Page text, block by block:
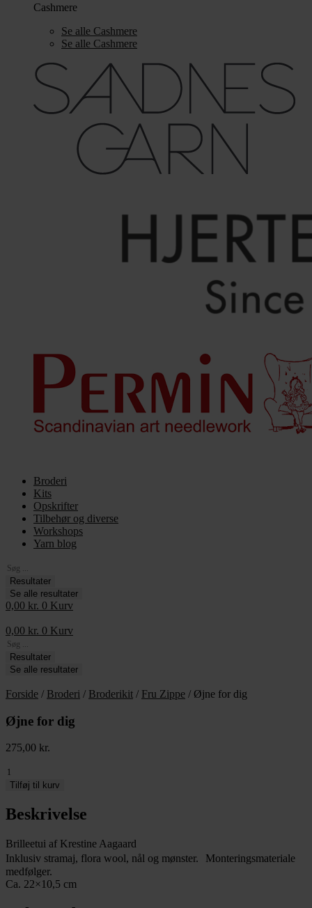
Cashmere
Se alle Cashmere
Se alle Cashmere
Broderi
Kits
Opskrifter
Tilbehør og diverse
Workshops
Yarn blog
Search
...Resultater
Se alle resultater
0,00 kr. 0 Kurv
0,00 kr. 0 Kurv
Search
...Resultater
Se alle resultater
Forside / Broderi / Broderikit / Fru Zippe / Øjne for dig
Øjne for dig
275,00 kr.
Øjne
for
antal
Tilføj til kurv
Beskrivelse
Brilleetui af Krestine Aagaard
Inklusiv stramaj, flora wool, nål og mønster. Monteringsmateriale
medfølger.
Ca. 22×10,5 cm